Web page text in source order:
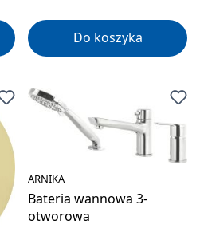
Do koszyka
ARNIKA
Bateria wannowa 3-
otworowa